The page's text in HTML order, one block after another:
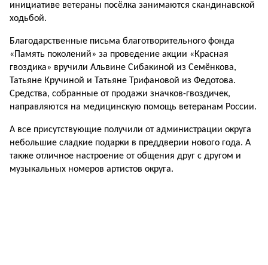
инициативе ветераны посёлка занимаются скандинавской
ходьбой.
Благодарственные письма благотворительного фонда
«Память поколений» за проведение акции «Красная
гвоздика» вручили Альвине Сибакиной из Семёнкова,
Татьяне Кручиной и Татьяне Трифановой из Федотова.
Средства, собранные от продажи значков-гвоздичек,
направляются на медицинскую помощь ветеранам России.
А все присутствующие получили от администрации округа
небольшие сладкие подарки в преддверии нового года. А
также отличное настроение от общения друг с другом и
музыкальных номеров артистов округа.